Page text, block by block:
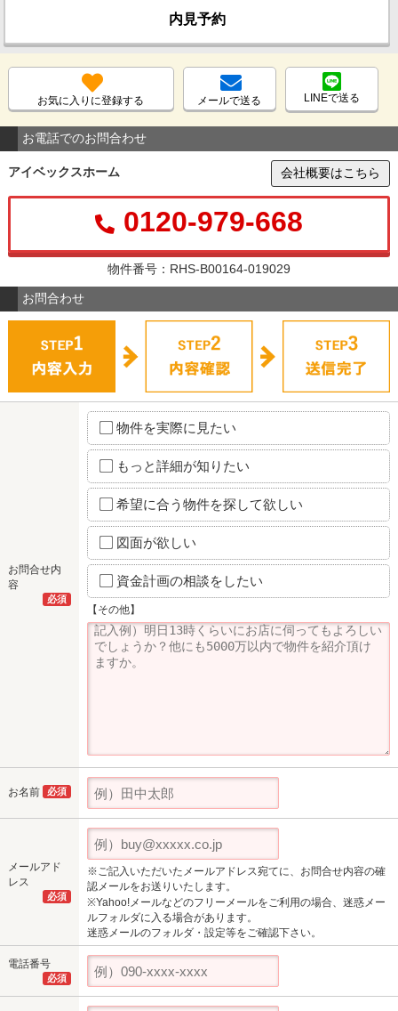
内見予約
お気に入りに登録する メールで送る LINEで送る
お電話でのお問合わせ
アイベックスホーム 会社概要はこちら
0120-979-668
物件番号：RHS-B00164-019029
お問合わせ
お問合せ内
容
必須
物件を実際に見たい
もっと詳細が知りたい
希望に合う物件を探して欲しい
図面が欲しい
資金計画の相談をしたい
【その他】
お名前 必須
メールアド
レス
必須
※ご記入いただいたメールアドレス宛てに、お問合せ内容の確
認メールをお送りいたします。
※Yahoo!メールなどのフリーメールをご利用の場合、迷惑メー
ルフォルダに入る場合があります。
迷惑メールのフォルダ・設定等をご確認下さい。
電話番号
必須